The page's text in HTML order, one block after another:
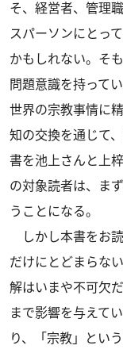
そ、経営者、管理
スパーソンにとっ
かもしれない。そ
問題意識を持って
世界の宗教事情に
知の交換を通じて
書を池上さんと上
の対象読者は、ま
うことになる。
しかし本書をお
だけにとどまらな
解はいまや不可欠
まで影響を与えて
り、「宗教」とい